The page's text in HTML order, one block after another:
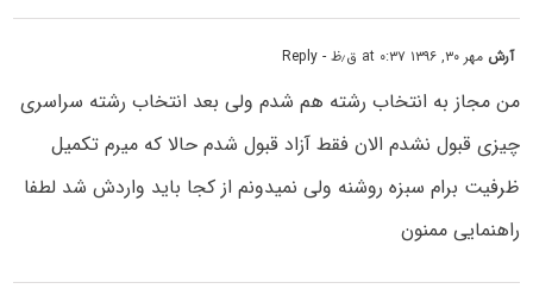
آرش مهر ۳۰, ۱۳۹۶ at ۰:۳۷ ق٫ظ - Reply
من مجاز به انتخاب رشته هم شدم ولی بعد انتخاب رشته سراسری
چیزی قبول نشدم الان فقط آزاد قبول شدم حالا که میرم تکمیل
ظرفیت برام سبزه روشنه ولی نمیدونم از کجا باید واردش شد لطفا
راهنمایی ممنون